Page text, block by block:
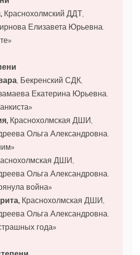
Краснохолмский ДДТ,
Елизавета Юрьевна.
, Бекренский СДК,
Екатерина Юрьевна.
Краснохолмская ДШИ,
Ольга Александровна.
ДШИ,
Ольга Александровна.
война»
Краснохолмская ДШИ,
Ольга Александровна.
года»